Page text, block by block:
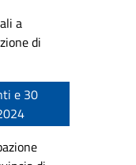
a
di
e 30